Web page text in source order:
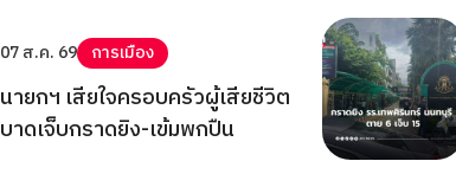
07 ส.ค. 69 การเมือง
นายกฯ เสียใจครอบครัวผู้เสียชีวิต
บาดเจ็บกราดยิง-เข้มพกปืน